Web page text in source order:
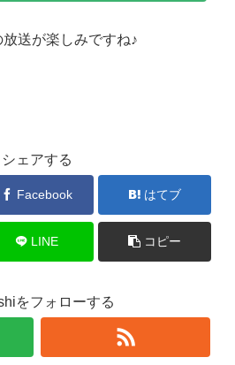
送が楽しみですね♪
シェアする
Facebook はてブ
LINE コピー
をフォローする